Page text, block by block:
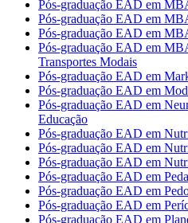
Pós-graduação EAD em
Pós-graduação EAD em
Pós-graduação EAD em
Pós-graduação EAD em
Transportes Modais
Pós-graduação EAD em
Pós-graduação EAD em
Pós-graduação EAD em
Educação
Pós-graduação EAD em
Pós-graduação EAD em
Pós-graduação EAD em
Pós-graduação EAD em
Pós-graduação EAD em
Pós-graduação EAD em
Pós-graduação EAD em